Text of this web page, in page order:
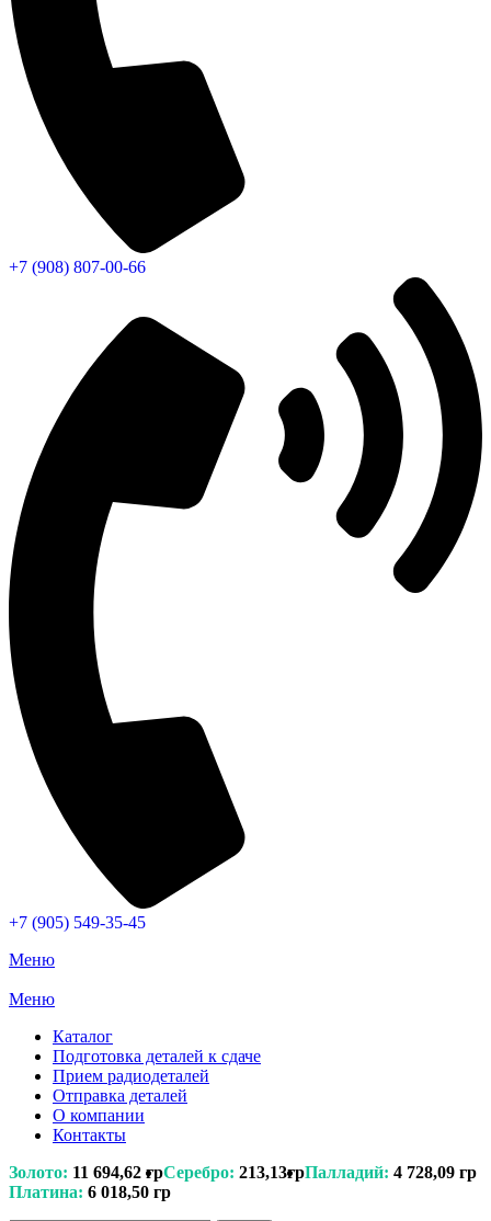
+7 (908) 807-00-66
+7 (905) 549-35-45
Меню
Меню
Каталог
Подготовка деталей к сдаче
Прием радиодеталей
Отправка деталей
О компании
Контакты
Золото: 11 694,62 грСеребро: 213,13грПалладий: 4 728,09 гр
Платина: 6 018,50 гр